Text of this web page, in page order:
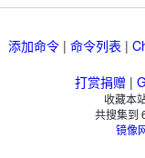
添加命令 | 命令列表 |
打赏捐赠 |
收藏本
共搜集到
镜像